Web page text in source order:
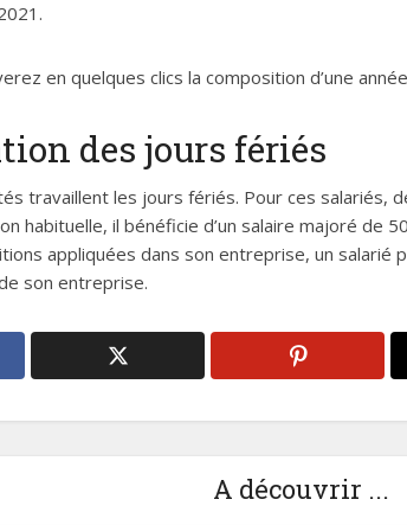
en quelques clics la composition d’une
des jours fériés
travaillent les jours fériés. Pour ces salariés,
habituelle, il bénéficie d’un salaire majoré de
appliquées dans son entreprise, un
son entreprise.
A découvrir ...